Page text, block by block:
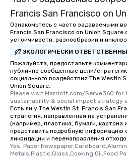
Francis San Francisco on
Ознакомьтесь с часто задаваемыми
Francis San Francisco on Union Square
устойчивости, разнообразии и
ЭКОЛОГИЧЕСКИ
Пожалуйста, предоставьте
публично сообщенные цели/
социального воздействия The Westin
Union Square.
Please visit Marriott.com/Serve360 for
sustainability & social impact strategy
Есть ли у The Westin St. Francis San
стратегия, направленная на
(например, пластика, бумаги, картона
представить подробную информацию
ликвидации и перенаправления
Yes,
Metals,Plastic,Glass,Cooking Oil,Food